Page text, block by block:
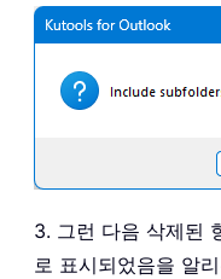
3. 그런 다음 삭제된
로 표시되었음을 알